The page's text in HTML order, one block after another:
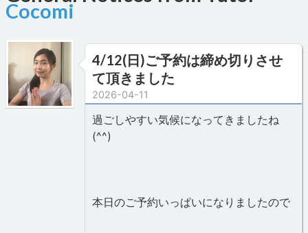
Cocomi
4/12(日)ご予約は締め切りさせ
て頂きました
2026-04-11
過ごしやすい気候になってきましたね
(^^)
本日のご予約いっぱいになりましたので